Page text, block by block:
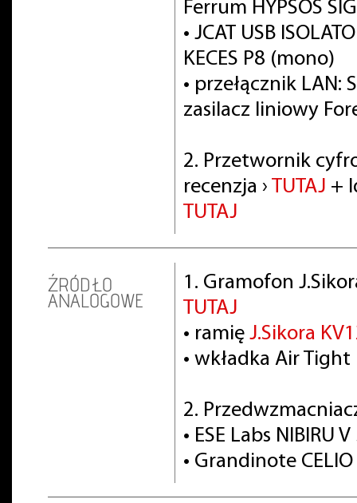
Ferrum HYPSOS
• JCAT USB
KECES P8 (mono)
• przełącznik LAN:
zasilacz liniowy
2. Przetwornik
recenzja › TUTAJ +
TUTAJ
ŹRÓDŁO
ANALOGOWE
1. Gramofon
TUTAJ
• ramię J.Sikora
• wkładka Air Tight
2.
• ESE Labs NIBIRU
• Grandinote